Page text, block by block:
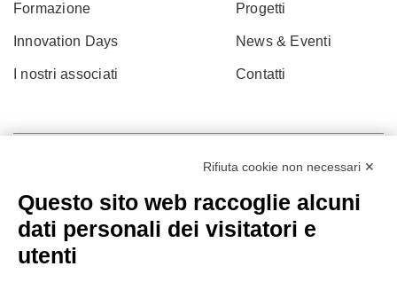
Formazione
Innovation Days
I nostri associati
Progetti
News & Eventi
Contatti
Rifiuta cookie non necessari ✕
Questo sito web raccoglie alcuni
dati personali dei visitatori e
utenti